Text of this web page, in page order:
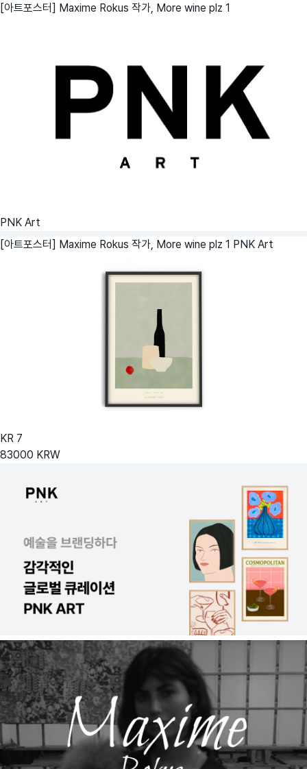
[아트포스터] Maxime Rokus 작가, More wine plz 1
PNK Art
[아트포스터] Maxime Rokus 작가, More wine plz 1 PNK Art
KR 7
83000 KRW